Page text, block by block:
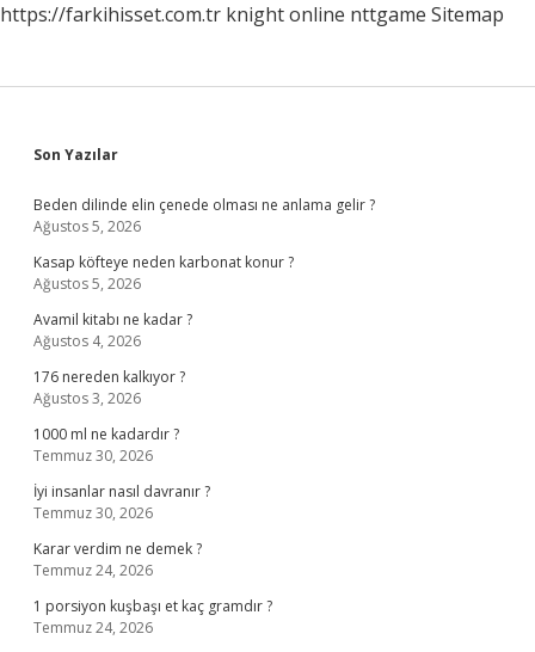
https://farkihisset.com.tr knight online nttgame Sitemap
Sidebar
Son Yazılar
Beden dilinde elin çenede olması ne anlama gelir ?
Ağustos 5, 2026
Kasap köfteye neden karbonat konur ?
Ağustos 5, 2026
Avamil kitabı ne kadar ?
Ağustos 4, 2026
176 nereden kalkıyor ?
Ağustos 3, 2026
1000 ml ne kadardır ?
Temmuz 30, 2026
İyi insanlar nasıl davranır ?
Temmuz 30, 2026
Karar verdim ne demek ?
Temmuz 24, 2026
1 porsiyon kuşbaşı et kaç gramdır ?
Temmuz 24, 2026